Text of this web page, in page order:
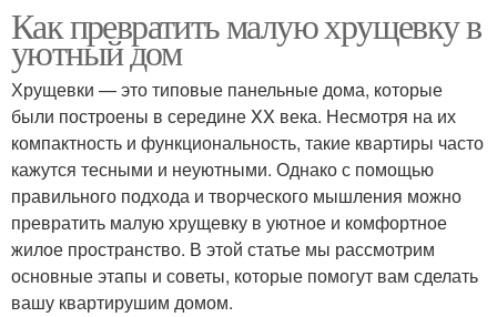
Как превратить малую хрущевку в
уютный дом
Хрущевки — это типовые панельные дома, которые
были построены в середине XX века. Несмотря на их
компактность и функциональность, такие квартиры часто
кажутся тесными и неуютными. Однако с помощью
правильного подхода и творческого мышления можно
превратить малую хрущевку в уютное и комфортное
жилое пространство. В этой статье мы рассмотрим
основные этапы и советы, которые помогут вам сделать
вашу квартирушим домом.